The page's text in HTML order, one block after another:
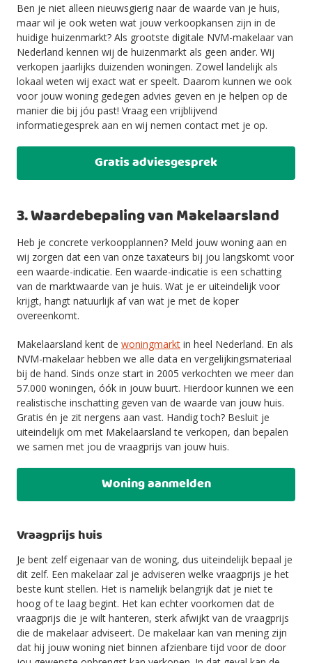
Ben je niet alleen nieuwsgierig naar de waarde van je huis,
maar wil je ook weten wat jouw verkoopkansen zijn in de
huidige huizenmarkt? Als grootste digitale NVM-makelaar van
Nederland kennen wij de huizenmarkt als geen ander. Wij
verkopen jaarlijks duizenden woningen. Zowel landelijk als
lokaal weten wij exact wat er speelt. Daarom kunnen we ook
voor jouw woning gedegen advies geven en je helpen op de
manier die bij jóu past! Vraag een vrijblijvend
informatiegesprek aan en wij nemen contact met je op.
Gratis adviesgesprek
3. Waardebepaling van Makelaarsland
Heb je concrete verkoopplannen? Meld jouw woning aan en
wij zorgen dat een van onze taxateurs bij jou langskomt voor
een waarde-indicatie. Een waarde-indicatie is een schatting
van de marktwaarde van je huis. Wat je er uiteindelijk voor
krijgt, hangt natuurlijk af van wat je met de koper
overeenkomt.
Makelaarsland kent de woningmarkt in heel Nederland. En als
NVM-makelaar hebben we alle data en vergelijkingsmateriaal
bij de hand. Sinds onze start in 2005 verkochten we meer dan
57.000 woningen, óók in jouw buurt. Hierdoor kunnen we een
realistische inschatting geven van de waarde van jouw huis.
Gratis én je zit nergens aan vast. Handig toch? Besluit je
uiteindelijk om met Makelaarsland te verkopen, dan bepalen
we samen met jou de vraagprijs van jouw huis.
Woning aanmelden
Vraagprijs huis
Je bent zelf eigenaar van de woning, dus uiteindelijk bepaal je
dit zelf. Een makelaar zal je adviseren welke vraagprijs je het
beste kunt stellen. Het is namelijk belangrijk dat je niet te
hoog of te laag begint. Het kan echter voorkomen dat de
vraagprijs die je wilt hanteren, sterk afwijkt van de vraagprijs
die de makelaar adviseert. De makelaar kan van mening zijn
dat hij jouw woning niet binnen afzienbare tijd voor de door